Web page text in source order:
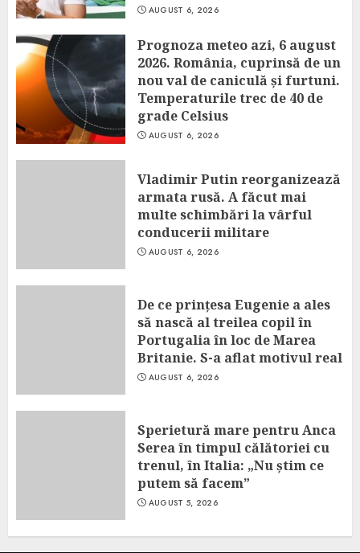
AUGUST 6, 2026
Prognoza meteo azi, 6 august
2026. România, cuprinsă de un
nou val de caniculă și furtuni.
Temperaturile trec de 40 de
grade Celsius
AUGUST 6, 2026
Vladimir Putin reorganizează
armata rusă. A făcut mai
multe schimbări la vârful
conducerii militare
AUGUST 6, 2026
De ce prințesa Eugenie a ales
să nască al treilea copil în
Portugalia în loc de Marea
Britanie. S-a aflat motivul real
AUGUST 6, 2026
Sperietură mare pentru Anca
Serea în timpul călătoriei cu
trenul, în Italia: „Nu știm ce
putem să facem”
AUGUST 5, 2026